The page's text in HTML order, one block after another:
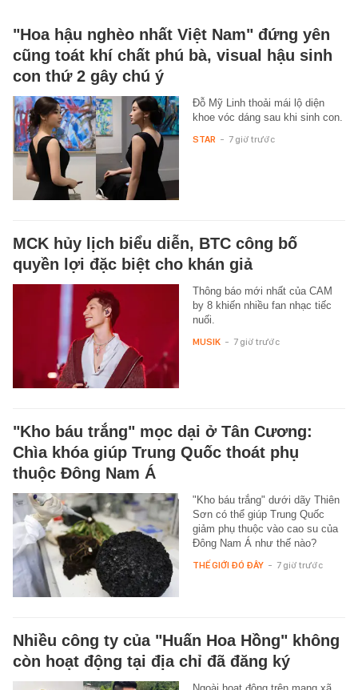
"Hoa hậu nghèo nhất Việt Nam" đứng yên
cũng toát khí chất phú bà, visual hậu sinh
con thứ 2 gây chú ý
Đỗ Mỹ Linh thoải mái lộ diện
khoe vóc dáng sau khi sinh con.
STAR - 7 giờ trước
MCK hủy lịch biểu diễn, BTC công bố
quyền lợi đặc biệt cho khán giả
Thông báo mới nhất của CAM
by 8 khiến nhiều fan nhạc tiếc
nuối.
MUSIK - 7 giờ trước
"Kho báu trắng" mọc dại ở Tân Cương:
Chìa khóa giúp Trung Quốc thoát phụ
thuộc Đông Nam Á
"Kho báu trắng" dưới dãy Thiên
Sơn có thể giúp Trung Quốc
giảm phụ thuộc vào cao su của
Đông Nam Á như thế nào?
THẾ GIỚI ĐÓ ĐÂY - 7 giờ trước
Nhiều công ty của "Huấn Hoa Hồng" không
còn hoạt động tại địa chỉ đã đăng ký